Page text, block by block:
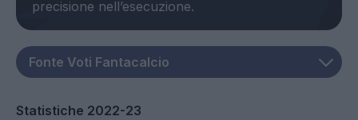
Statistiche 2022-23